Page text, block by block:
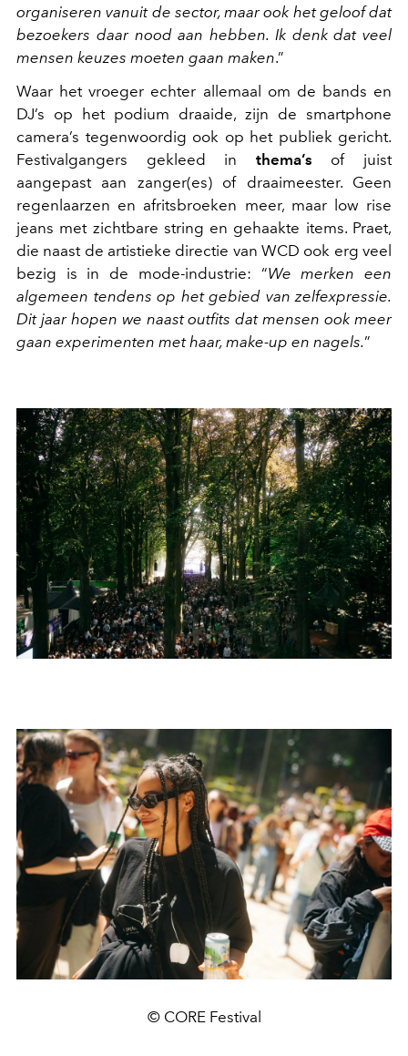
organiseren vanuit de sector, maar ook het geloof dat
bezoekers daar nood aan hebben. Ik denk dat veel
mensen keuzes moeten gaan maken.”
Waar het vroeger echter allemaal om de bands en
DJ’s op het podium draaide, zijn de smartphone
camera’s tegenwoordig ook op het publiek gericht.
Festivalgangers gekleed in thema’s of juist
aangepast aan zanger(es) of draaimeester. Geen
regenlaarzen en afritsbroeken meer, maar low rise
jeans met zichtbare string en gehaakte items. Praet,
die naast de artistieke directie van WCD ook erg veel
bezig is in de mode-industrie: “We merken een
algemeen tendens op het gebied van zelfexpressie.
Dit jaar hopen we naast outfits dat mensen ook meer
gaan experimenten met haar, make-up en nagels.”
© CORE Festival